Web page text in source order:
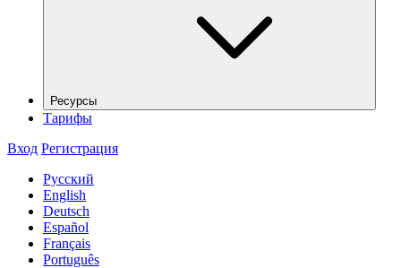
Ресурсы
Тарифы
Вход Регистрация
Русский
English
Deutsch
Español
Français
Português